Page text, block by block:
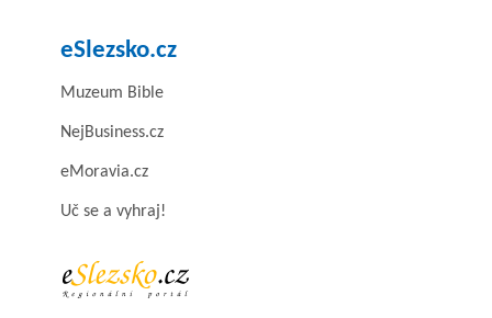
eSlezsko.cz
Muzeum Bible
NejBusiness.cz
eMoravia.cz
Uč se a vyhraj!